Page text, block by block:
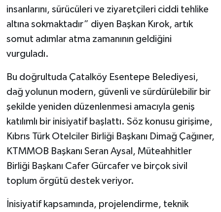
insanlarını, sürücüleri ve ziyaretçileri ciddi tehlike
altına sokmaktadır” diyen Başkan Kırok, artık
somut adımlar atma zamanının geldiğini
vurguladı.
Bu doğrultuda Çatalköy Esentepe Belediyesi,
dağ yolunun modern, güvenli ve sürdürülebilir bir
şekilde yeniden düzenlenmesi amacıyla geniş
katılımlı bir inisiyatif başlattı. Söz konusu girişime,
Kıbrıs Türk Otelciler Birliği Başkanı Dimağ Çağıner,
KTMMOB Başkanı Seran Aysal, Müteahhitler
Birliği Başkanı Cafer Gürcafer ve birçok sivil
toplum örgütü destek veriyor.
İnisiyatif kapsamında, projelendirme, teknik